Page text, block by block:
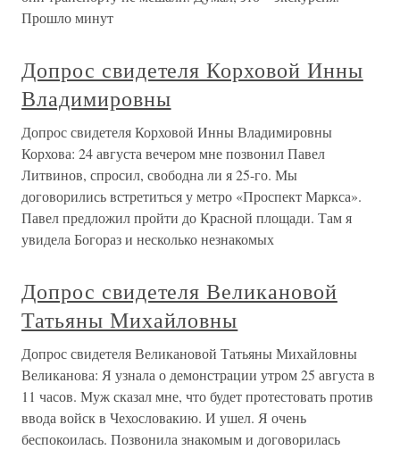
Прошло минут
Допрос свидетеля Корховой Инны
Владимировны
Допрос свидетеля Корховой Инны Владимировны
Корхова: 24 августа вечером мне позвонил Павел
Литвинов, спросил, свободна ли я 25-го. Мы
договорились встретиться у метро «Проспект Маркса».
Павел предложил пройти до Красной площади. Там я
увидела Богораз и несколько незнакомых
Допрос свидетеля Великановой
Татьяны Михайловны
Допрос свидетеля Великановой Татьяны Михайловны
Великанова: Я узнала о демонстрации утром 25 августа в
11 часов. Муж сказал мне, что будет протестовать против
ввода войск в Чехословакию. И ушел. Я очень
беспокоилась. Позвонила знакомым и договорилась